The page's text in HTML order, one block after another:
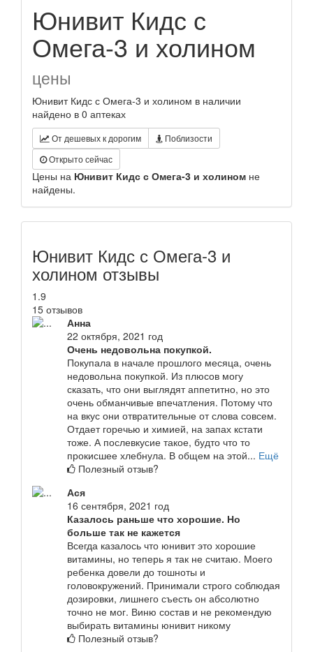
Юнивит Кидс с
Омега-3 и холином
цены
Юнивит Кидс с Омега-3 и холином в наличии
найдено в 0 аптеках
От дешевых к дорогим
Поблизости
Открыто сейчас
Цены на Юнивит Кидс с Омега-3 и холином не
найдены.
Юнивит Кидс с Омега-3 и
холином отзывы
1.9
15 отзывов
Анна
22 октября, 2021 год
Очень недовольна покупкой.
Покупала в начале прошлого месяца, очень
недовольна покупкой. Из плюсов могу
сказать, что они выглядят аппетитно, но это
очень обманчивые впечатления. Потому что
на вкус они отвратительные от слова совсем.
Отдает горечью и химией, на запах кстати
тоже. А послевкусие такое, будто что то
прокисшее хлебнула. В общем на этой... Ещё
Полезный отзыв?
Ася
16 сентября, 2021 год
Казалось раньше что хорошие. Но
больше так не кажется
Всегда казалось что юнивит это хорошие
витамины, но теперь я так не считаю. Моего
ребенка довели до тошноты и
головокружений. Принимали строго соблюдая
дозировки, лишнего съесть он абсолютно
точно не мог. Виню состав и не рекомендую
выбирать витамины юнивит никому
Полезный отзыв?